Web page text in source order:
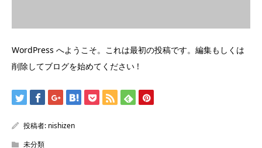
WordPress へようこそ。これは最初の投稿です。編集もしくは
削除してブログを始めてください !
投稿者: nishizen
未分類